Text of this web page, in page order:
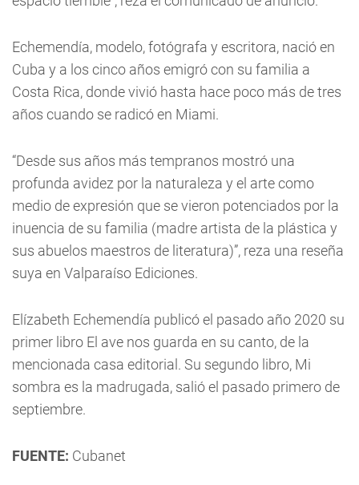
Echemendía, modelo, fotógrafa y escritora, nació en
Cuba y a los cinco años emigró con su familia a
Costa Rica, donde vivió hasta hace poco más de tres
años cuando se radicó en Miami.
“Desde sus años más tempranos mostró una
profunda avidez por la naturaleza y el arte como
medio de expresión que se vieron potenciados por la
inuencia de su familia (madre artista de la plástica y
sus abuelos maestros de literatura)”, reza una reseña
suya en Valparaíso Ediciones.
Elízabeth Echemendía publicó el pasado año 2020 su
primer libro El ave nos guarda en su canto, de la
mencionada casa editorial. Su segundo libro, Mi
sombra es la madrugada, salió el pasado primero de
septiembre.
FUENTE: Cubanet